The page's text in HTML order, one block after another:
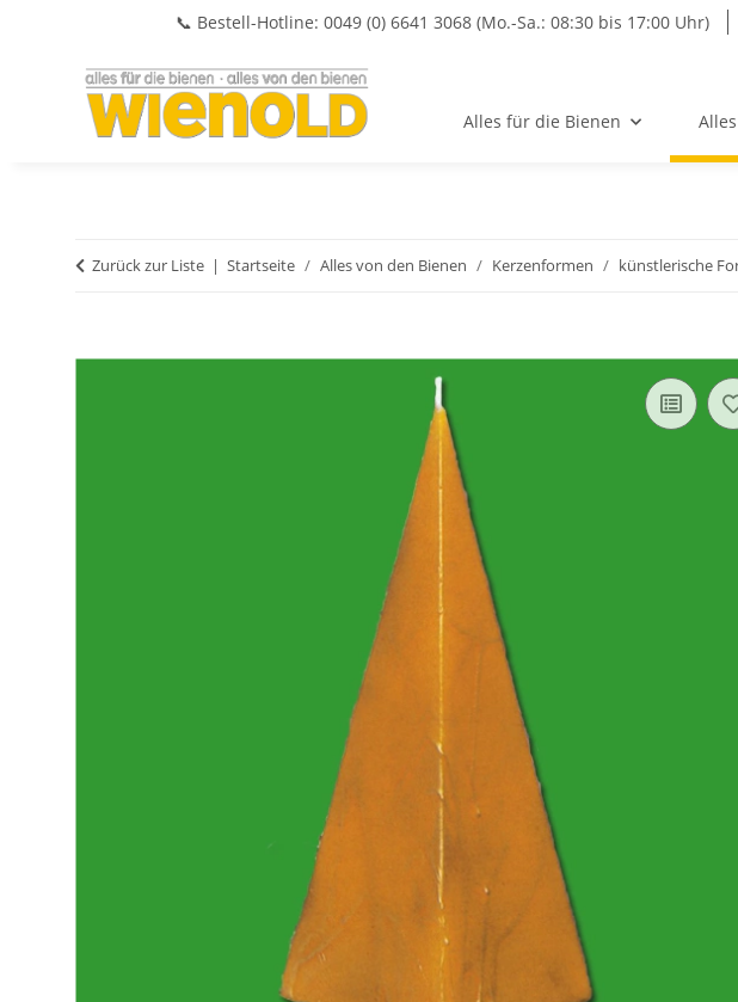
📞 Bestell-Hotline: 0049 (0) 6641 3068 (Mo.-Sa.: 08:30 bis 17:00 Uhr)
Alles für die Bienen
Zurück zur Liste Startseite Alles von den Bienen Kerzenformen künstlerische